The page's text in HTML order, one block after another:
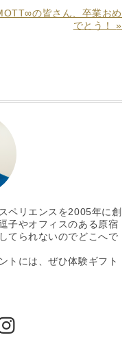
の皆さん、卒業おめ
でとう！»
ペリエンスを2005年に創
子やオフィスのある原宿
てられないのでどこへで
トには、ぜひ体験ギフト